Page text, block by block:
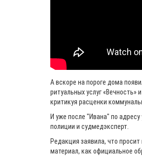
А вскоре на пороге дома
ритуальных услуг «Вечность»
критикуя расценки
И уже после "Ивана" по
полиции и судмедэксперт.
Редакция заявила, что
материал, как официальное